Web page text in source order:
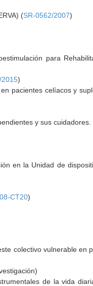
(SR-0562/2007)
para
2015)
pacientes celíacos y
y sus cuidadores.
en la Unidad de
CT20)
colectivo vulnerable en
de la vida